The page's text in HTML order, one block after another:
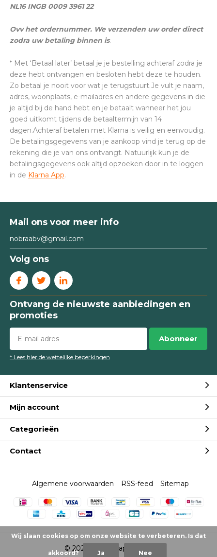
NL16 INGB 0009 3961 22
Ovv het ordernummer. We verzenden uw order direct
zodra uw betaling binnen is.
* Met ‘Betaal later’ betaal je je bestelling achteraf zodra je
deze hebt ontvangen en besloten hebt deze te houden.
Zo betaal je nooit voor wat je terugstuurt.Je vult je naam,
adres, woonplaats, e-mailadres en andere gegevens in die
je altijd bij de hand hebt en je betaalt wanneer het jou
goed uitkomt tijdens de betaaltermijn van 14
dagen.Achteraf betalen met Klarna is veilig en eenvoudig.
De betalingsgegevens van je aankoop vind je terug op de
rekening die je van ons ontvangt. Natuurlijk kun je de
betalingsgegevens ook altijd opzoeken door in te loggen
in de Klarna App.
Mail ons voor meer info
nobraabv@gmail.com
Volg ons
Ontvang de nieuwste aanbiedingen en
promoties
Abonneer
* Lees hier de wettelijke beperkingen
Klantenservice
Mijn account
Categorieën
Contact
© 2026 - Mondkapjes.nl
Algemene voorwaarden RSS-feed Sitemap
Wij slaan cookies op om onze website te verbeteren. Is dat
akkoord? Ja Nee